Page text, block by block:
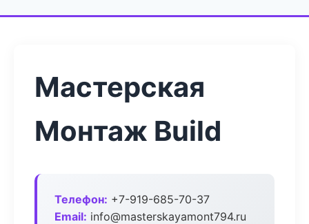
Мастерская
Монтаж Build
Телефон: +7-919-685-70-37
Email: info@masterskayamont794.ru